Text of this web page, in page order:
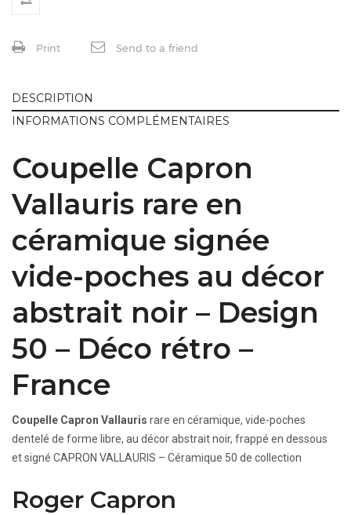
Print Send to a friend
DESCRIPTION
INFORMATIONS COMPLÉMENTAIRES
Coupelle Capron
Vallauris rare en
céramique signée
vide-poches au décor
abstrait noir – Design
50 – Déco rétro –
France
Coupelle Capron Vallauris rare en céramique, vide-poches
dentelé de forme libre, au décor abstrait noir, frappé en dessous
et signé CAPRON VALLAURIS – Céramique 50 de collection
Roger Capron